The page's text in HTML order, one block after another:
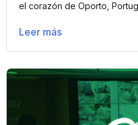
el corazón de Oporto,
Leer más